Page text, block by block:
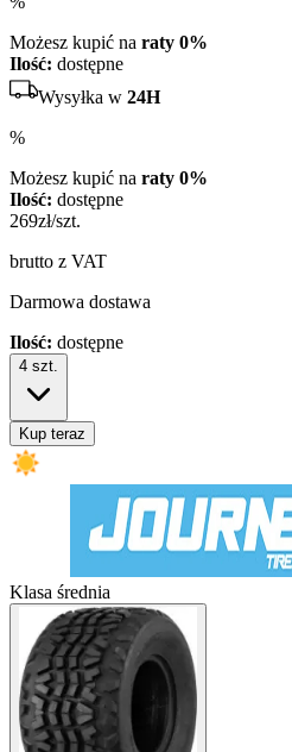
Możesz kupić na raty 0%
Ilość: dostępne
Wysyłka w 24H
%
Możesz kupić na raty 0%
Ilość: dostępne
269zł/szt.
brutto z VAT
Darmowa dostawa
Ilość: dostępne
4 szt.
Kup teraz
Klasa średnia